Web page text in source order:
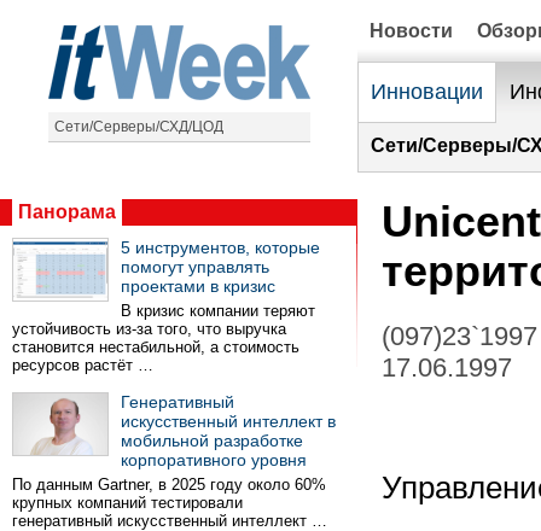
Сети/Серверы/СХД/ЦОД
Новости
Инновации
Сети/Серверы/
Панорама
5 инструментов, которые
помогут управлять
проектами в кризис
В кризис компании теряют
устойчивость из-за того, что выручка
становится нестабильной, а стоимость
ресурсов растёт …
Генеративный
искусственный интеллект в
мобильной разработке
корпоративного уровня
По данным Gartner, в 2025 году около 60%
крупных компаний тестировали
генеративный искусственный интеллект …
(097)23`1997
17.06.1997